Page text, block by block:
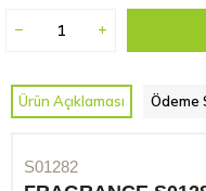
Ürün Açıklaması Ödeme
S01282